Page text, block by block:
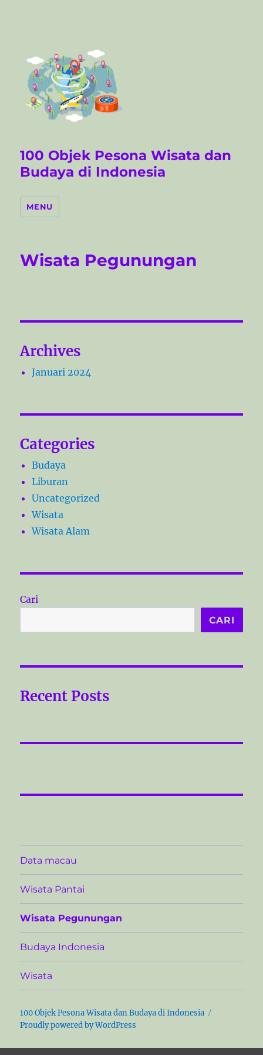
100 Objek Pesona Wisata dan
Budaya di Indonesia
MENU
Wisata Pegunungan
Archives
Januari 2024
Categories
Budaya
Liburan
Uncategorized
Wisata
Wisata Alam
Cari
CARI
Recent Posts
Data macau
Wisata Pantai
Wisata Pegunungan
Budaya Indonesia
Wisata
100 Objek Pesona Wisata dan Budaya di Indonesia
Proudly powered by WordPress